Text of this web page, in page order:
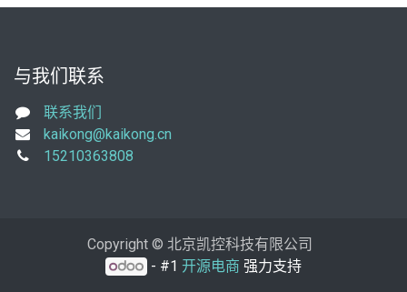
与我们联系
联系我们
kaikong@kaikong.cn
15210363808
Copyright © 北京凯控科技有限公司
- #1开源电商 强力支持